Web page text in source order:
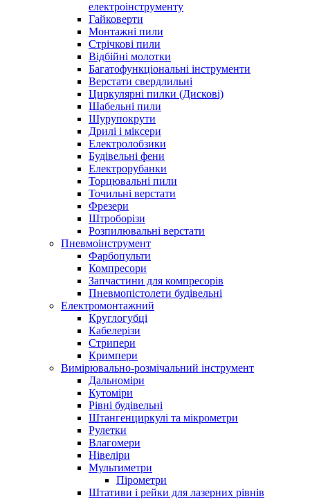
електроінструменту
Гайковерти
Монтажні пили
Стрічкові пили
Відбійні молотки
Багатофункціональні інструменти
Верстати свердлильні
Циркулярні пилки (Дискові)
Шабельні пили
Шурупокрути
Дрилі і міксери
Електролобзики
Будівельні фени
Електрорубанки
Торцювальні пили
Точильні верстати
Фрезери
Штроборізи
Розпилювальні верстати
Пневмоінструмент
Фарбопульти
Компресори
Запчастини для компресорів
Пневмопістолети будівельні
Електромонтажний
Круглогубці
Кабелерізи
Стрипери
Кримпери
Вимірювально-розмічальний інструмент
Дальноміри
Кутоміри
Рівні будівельні
Штангенциркулі та мікрометри
Рулетки
Влагомери
Нівеліри
Мультиметри
Пірометри
Штативи і рейки для лазерних рівнів